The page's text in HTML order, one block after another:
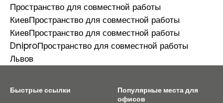
Пространство для совместной работы
КиевПространство для совместной работы
КиевПространство для совместной работы
DniproПространство для совместной работы
Львов
Быстрые ссылки
Популярные места для
офисов